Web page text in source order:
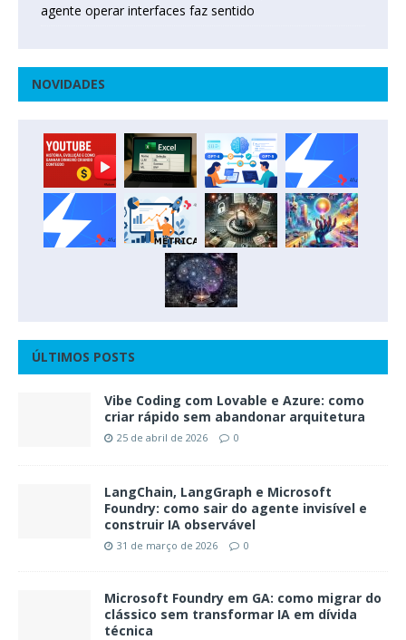
agente operar interfaces faz sentido
NOVIDADES
ÚLTIMOS POSTS
Vibe Coding com Lovable e Azure: como
criar rápido sem abandonar arquitetura
25 de abril de 2026 0
LangChain, LangGraph e Microsoft
Foundry: como sair do agente invisível e
construir IA observável
31 de março de 2026 0
Microsoft Foundry em GA: como migrar do
clássico sem transformar IA em dívida
técnica